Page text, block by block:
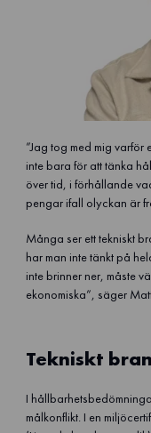
”Jag tog med mig
inte bara för att tänka
över tid, i förhållande
pengar ifall olyckan är
Många ser ett tekniskt
har man inte tänkt på
inte brinner ner, måste
ekonomiska”, säger
Tekniskt
I
målkonflikt. I en